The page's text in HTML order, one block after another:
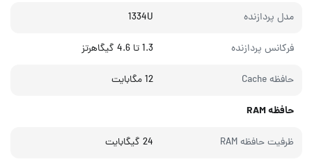
مدل پردازنده 1334U
فرکانس پردازنده 1.3 تا 4.6 گیگاهرتز
حافظه Cache 12 مگابایت
حافظه RAM
ظرفیت حافظه RAM 24 گیگابایت